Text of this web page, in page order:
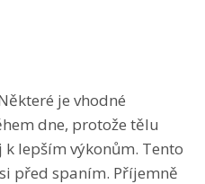
je vhodné
dne, protože tělu
lepším výkonům. Tento
před spaním. Příjemně